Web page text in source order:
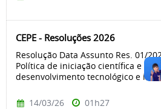
CEPE - Resoluções 2026
Resolução Data Assunto Res. 01/
Política de iniciação científica e de
desenvolvimento tecnológico e
14/03/26 01h27